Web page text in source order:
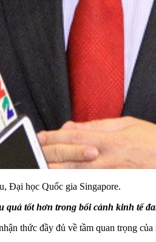
Đại học Quốc gia Singapore.
quả tốt hơn trong bối cảnh kinh tế
thức đầy đủ về tầm quan trọng